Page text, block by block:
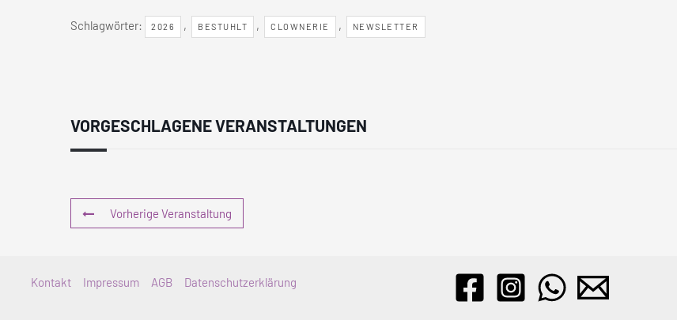
Schlagwörter: 2026 , BESTUHLT , CLOWNERIE , NEWSLETTER
VORGESCHLAGENE VERANSTALTUNGEN
Vorherige Veranstaltung
Kontakt Impressum AGB Datenschutzerklärung